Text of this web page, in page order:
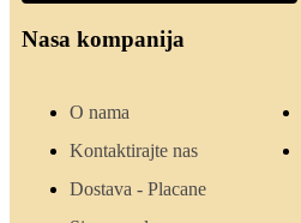
Nasa kompanija
O nama
Kontaktirajte nas
Dostava - Placane